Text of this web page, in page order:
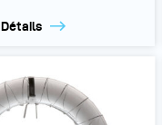
Détails